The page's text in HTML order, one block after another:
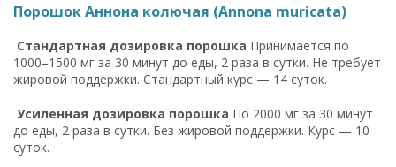
Порошок Аннона колючая (Annona muricata)
Стандартная дозировка порошка Принимается по
1000–1500 мг за 30 минут до еды, 2 раза в сутки. Не требует
жировой поддержки. Стандартный курс — 14 суток.
Усиленная дозировка порошка По 2000 мг за 30 минут
до еды, 2 раза в сутки. Без жировой поддержки. Курс — 10
суток.